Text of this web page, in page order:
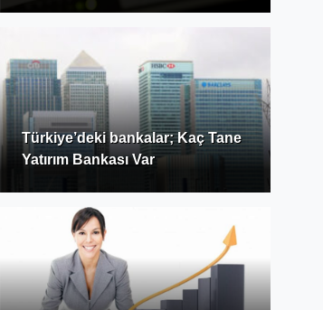
Türkiye’deki bankalar; Kaç Tane
Yatırım Bankası Var